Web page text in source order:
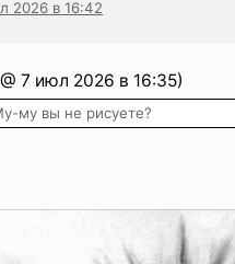
2026 в 16:42
7 июл 2026 в 16:35)
му вы не рисуете?